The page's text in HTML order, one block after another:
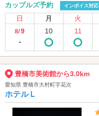
カップルズ予約 インボイス対応
日 月 火
8/9
-
10 11
豊橋市美術館から3.0km
愛知県 豊橋市大村町字花次
ホテルＬ